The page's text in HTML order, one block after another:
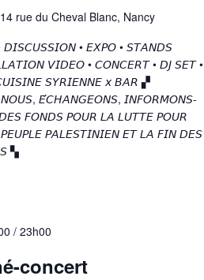
14 rue du Cheval Blanc, Nancy
𝘋𝘐𝘚𝘊𝘜𝘚𝘚𝘐𝘖𝘕 • 𝘌𝘟𝘗𝘖 • 𝘚𝘛𝘈𝘕𝘋𝘚
𝘝𝘐𝘋𝘌𝘖 • 𝘊𝘖𝘕𝘊𝘌𝘙𝘛 • 𝘋𝘑 𝘚𝘌𝘛 •
𝘚𝘠𝘙𝘐𝘌𝘕𝘕𝘌 𝘹 𝘉𝘈𝘙 ▞
𝘌́𝘊𝘏𝘈𝘕𝘎𝘌𝘖𝘕𝘚, 𝘐𝘕𝘍𝘖𝘙𝘔𝘖𝘕𝘚-
𝘍𝘖𝘕𝘋𝘚 𝘗𝘖𝘜𝘙 𝘓𝘈 𝘓𝘜𝘛𝘛𝘌 𝘗𝘖𝘜𝘙
𝘗𝘈𝘓𝘌𝘚𝘛𝘐𝘕𝘐𝘌𝘕 𝘌𝘛 𝘓𝘈 𝘍𝘐𝘕 𝘋𝘌𝘚
▚
/23h00
concert